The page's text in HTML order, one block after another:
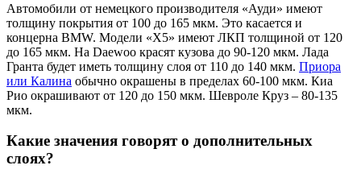
Автомобили от немецкого производителя «Ауди» имеют
толщину покрытия от 100 до 165 мкм. Это касается и
концерна BMW. Модели «X5» имеют ЛКП толщиной от 120
до 165 мкм. На Daewoo красят кузова до 90-120 мкм. Лада
Гранта будет иметь толщину слоя от 110 до 140 мкм. Приора
или Калина обычно окрашены в пределах 60-100 мкм. Киа
Рио окрашивают от 120 до 150 мкм. Шевроле Круз – 80-135
мкм.
Какие значения говорят о дополнительных
слоях?